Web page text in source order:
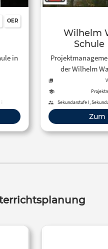
OER
in
Wilhelm
Schule
der Wilhelm
Sekundarstufe I,
Zum